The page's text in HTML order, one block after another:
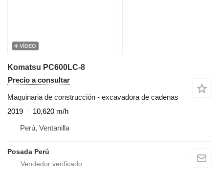
VÍDEO
Komatsu PC600LC-8
Precio a consultar
Maquinaria de construcción - excavadora de cadenas
2019
10,620 m/h
Perú, Ventanilla
Posada Perú